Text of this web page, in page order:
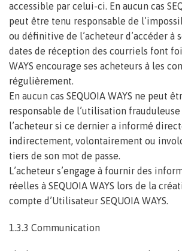
accessible par celui-ci. En aucun cas
peut être tenu responsable de
ou définitive de l’acheteur d’accéder à
dates de réception des courriels font foi
WAYS encourage ses acheteurs à les
régulièrement.
En aucun cas SEQUOIA WAYS ne peut
responsable de l’utilisation
l’acheteur si ce dernier a informé
indirectement, volontairement ou
tiers de son mot de passe.
L’acheteur s’engage à fournir des
réelles à SEQUOIA WAYS lors de la
compte d’Utilisateur SEQUOIA WAYS.
1.3.3 Communication